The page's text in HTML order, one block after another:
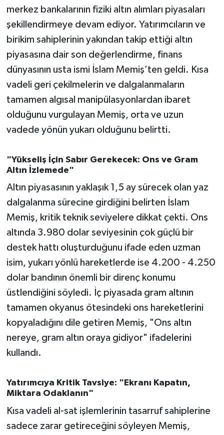
merkez bankalarının fiziki altın alımları piyasaları
şekillendirmeye devam ediyor. Yatırımcıların ve
birikim sahiplerinin yakından takip ettiği altın
piyasasına dair son değerlendirme, finans
dünyasının usta ismi İslam Memiş’ten geldi. Kısa
vadeli geri çekilmelerin ve dalgalanmaların
tamamen algısal manipülasyonlardan ibaret
olduğunu vurgulayan Memiş, orta ve uzun
vadede yönün yukarı olduğunu belirtti.
"Yükseliş İçin Sabır Gerekecek: Ons ve Gram
Altın İzlemede"
Altın piyasasının yaklaşık 1,5 ay sürecek olan yaz
dalgalanma sürecine girdiğini belirten İslam
Memiş, kritik teknik seviyelere dikkat çekti. Ons
altında 3.980 dolar seviyesinin çok güçlü bir
destek hattı oluşturduğunu ifade eden uzman
isim, yukarı yönlü hareketlerde ise 4.200 - 4.250
dolar bandının önemli bir direnç konumu
üstlendiğini söyledi. İç piyasada gram altının
tamamen okyanus ötesindeki ons hareketlerini
kopyaladığını dile getiren Memiş, "Ons altın
nereye, gram altın oraya gidiyor" ifadelerini
kullandı.
Yatırımcıya Kritik Tavsiye: "Ekranı Kapatın,
Miktara Odaklanın"
Kısa vadeli al-sat işlemlerinin tasarruf sahiplerine
sadece zarar getireceğini söyleyen Memiş,
OLAY
OTOMOTİV
Resmi İlanlar
SAĞLIK
SEYAHAT
SİYASET
Sındırgı
SPOR
Susurluk
TARİHTE BUGÜN
TEKNOLOJİ
VİZYONDAKİLER